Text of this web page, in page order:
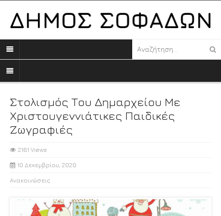
Στολισμός Του Δημαρχείου Με
Χριστουγεννιάτικες Παιδικές
Ζωγραφιές
2161 Views
10 Δεκεμβρίου, 2020
Ανακοινώσεις